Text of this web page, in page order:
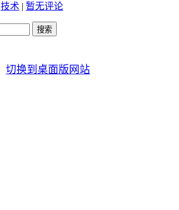
技术 | 暂无评论
切换到桌面版网站